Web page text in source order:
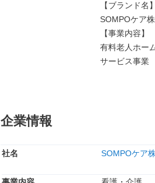
【ブランド名】
SOMPOケア
【事業内容】
有料老人ホー
サービス事業
企業情報
社名 SOMPOケア